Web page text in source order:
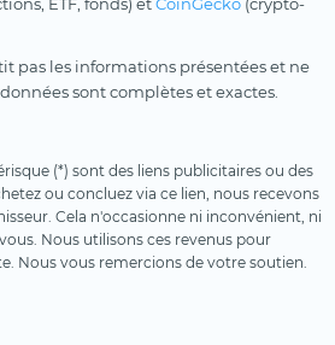
ETF, fonds) etCoinGecko (crypto-
pas les informations présentées et ne
sont complètes et exactes.
(*) sont des liens publicitaires ou des
ou concluez via ce lien, nous recevons
Cela n'occasionne ni inconvénient, ni
Nous utilisons ces revenus pour
Nous vous remercions de votre soutien.